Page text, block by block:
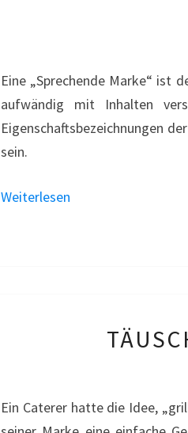
Eine „Sprechende Marke“ ist
aufwändig mit Inhalten
Eigenschaftsbezeichnungen
sein.
Weiterlesen
Ein Caterer hatte die Idee,